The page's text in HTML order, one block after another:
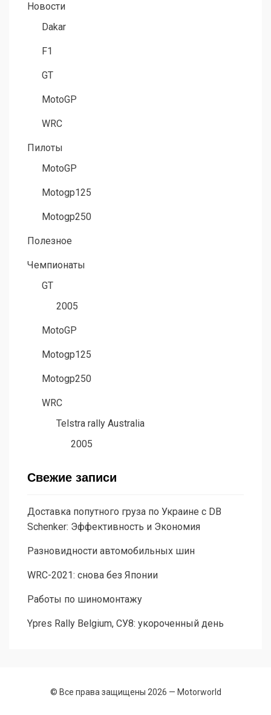
Новости
Dakar
F1
GT
MotoGP
WRC
Пилоты
MotoGP
Motogp125
Motogp250
Полезное
Чемпионаты
GT
2005
MotoGP
Motogp125
Motogp250
WRC
Telstra rally Australia
2005
Свежие записи
Доставка попутного груза по Украине с DB
Schenker: Эффективность и Экономия
Разновидности автомобильных шин
WRC-2021: снова без Японии
Работы по шиномонтажу
Ypres Rally Belgium, СУ8: укороченный день
© Все права защищены 2026 — Motorworld